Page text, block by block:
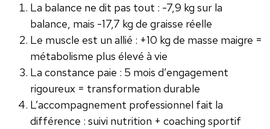
La balance ne dit pas tout : -7,9 kg sur la
balance, mais -17,7 kg de graisse réelle
Le muscle est un allié : +10 kg de masse maigre =
métabolisme plus élevé à vie
La constance paie : 5 mois d’engagement
rigoureux = transformation durable
L’accompagnement professionnel fait la
différence : suivi nutrition + coaching sportif